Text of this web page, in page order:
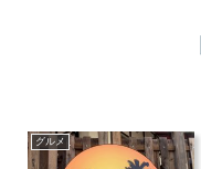
グルメ